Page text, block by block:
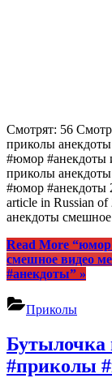
Смотрят: 56
приколы
#юмор
приколы
#юмор #анекдоты
article in Russian
анекдоты
Read More
смешное видео
#анекдоты” »
Приколы
Бутылочка
#приколы